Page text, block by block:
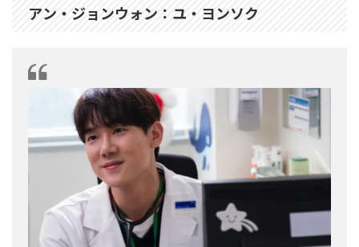
アン・ジョンウォン：ユ・ヨンソク